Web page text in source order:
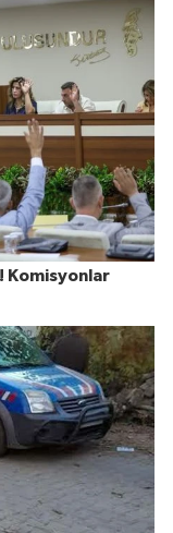
Komisyonlar